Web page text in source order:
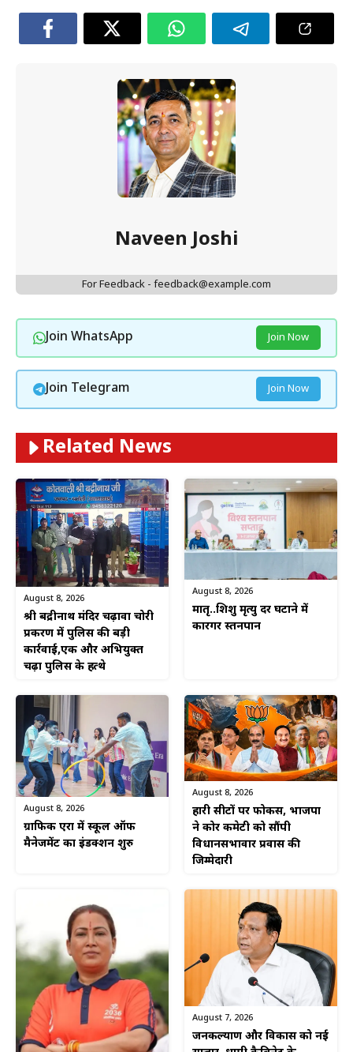
Naveen Joshi
For Feedback - feedback@example.com
Join WhatsApp Join Now
Join Telegram Join Now
Related News
August 8, 2026
श्री बद्रीनाथ मंदिर चढ़ावा चोरी
प्रकरण में पुलिस की बड़ी
कार्रवाई,एक और अभियुक्त
चढ़ा पुलिस के हत्थे
August 8, 2026
मातृ..शिशु मृत्यु दर घटाने में
कारगर स्तनपान
August 8, 2026
ग्राफिक एरा में स्कूल ऑफ
मैनेजमेंट का इंडक्शन शुरु
August 8, 2026
हारी सीटों पर फोकस, भाजपा
ने कोर कमेटी को सौंपी
विधानसभावार प्रवास की
जिम्मेदारी
August 7, 2026
जनकल्याण और विकास को नई